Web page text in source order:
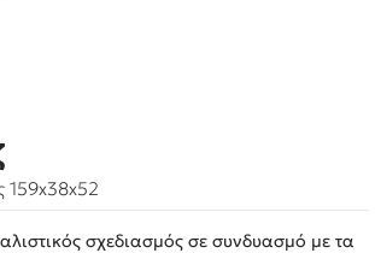
159x38x52
σχεδιασμός σε συνδυασμό με τα